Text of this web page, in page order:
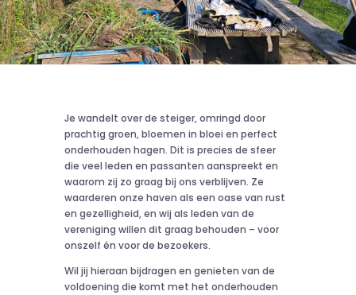
Je wandelt over de steiger, omringd door
prachtig groen, bloemen in bloei en perfect
onderhouden hagen. Dit is precies de sfeer
die veel leden en passanten aanspreekt en
waarom zij zo graag bij ons verblijven. Ze
waarderen onze haven als een oase van rust
en gezelligheid, en wij als leden van de
vereniging willen dit graag behouden – voor
onszelf én voor de bezoekers.
Wil jij hieraan bijdragen en genieten van de
voldoening die komt met het onderhouden